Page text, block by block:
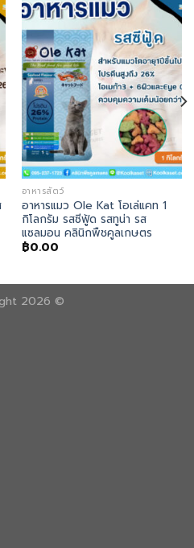
อาหารสัตว์
อาหารแมว Ole Kat โอเล่แคท 1
กิโลกรัม รสซีฟู้ด รสทูน่า รส
แซลมอน คลินิกพืชคูลเกษตร
฿0.00
2026 ©